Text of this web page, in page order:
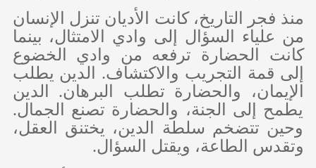
منذ فجر التاريخ، كانت الأديان تنزل الإنسان
من علياء السؤال إلى وادي الامتثال، بينما
كانت الحضارة ترفعه من وادي الخضوع
إلى قمة التجريب والاكتشاف. الدين يطلب
الإيمان، والحضارة تطلب البرهان. الدين
يطمح إلى الجنة، والحضارة تصنع الجمال.
وحين تتضخم سلطة الدين، يختنق العقل،
وتقدس الطاعة، ويقتل السؤال.